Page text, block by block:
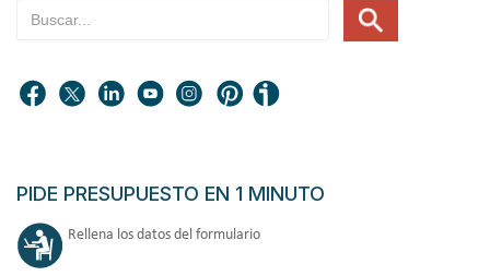
PIDE PRESUPUESTO EN 1 MINUTO
Rellena los datos del formulario